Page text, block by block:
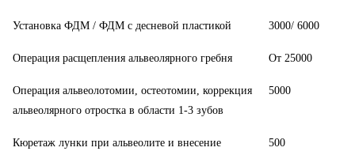
Установка ФДМ / ФДМ с десневой пластикой 3000/ 6000
Операция расщепления альвеолярного гребня От 25000
Операция альвеолотомии, остеотомии, коррекция
альвеолярного отростка в области 1-3 зубов
5000
Кюретаж лунки при альвеолите и внесение
500